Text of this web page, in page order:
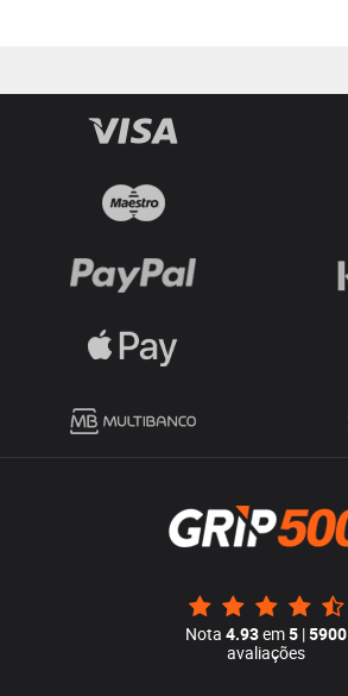
Nota 4.93em5 |5900
avaliações